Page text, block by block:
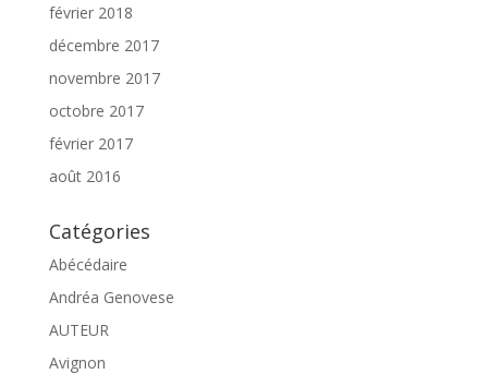
février 2018
décembre 2017
novembre 2017
octobre 2017
février 2017
août 2016
Catégories
Abécédaire
Andréa Genovese
AUTEUR
Avignon